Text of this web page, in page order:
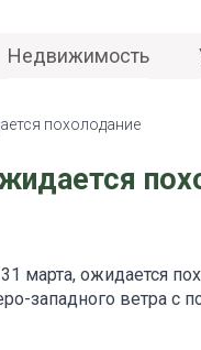
Недвижимость
похолодание
марта, ожидается
западного ветра